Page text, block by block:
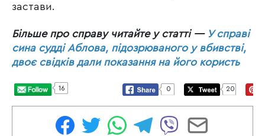
застави.
Більше про справу читайте у статті — У справі
сина судді Аблова, підозрюваного у вбивстві,
двоє свідків дали показання на його користь
16 0 20